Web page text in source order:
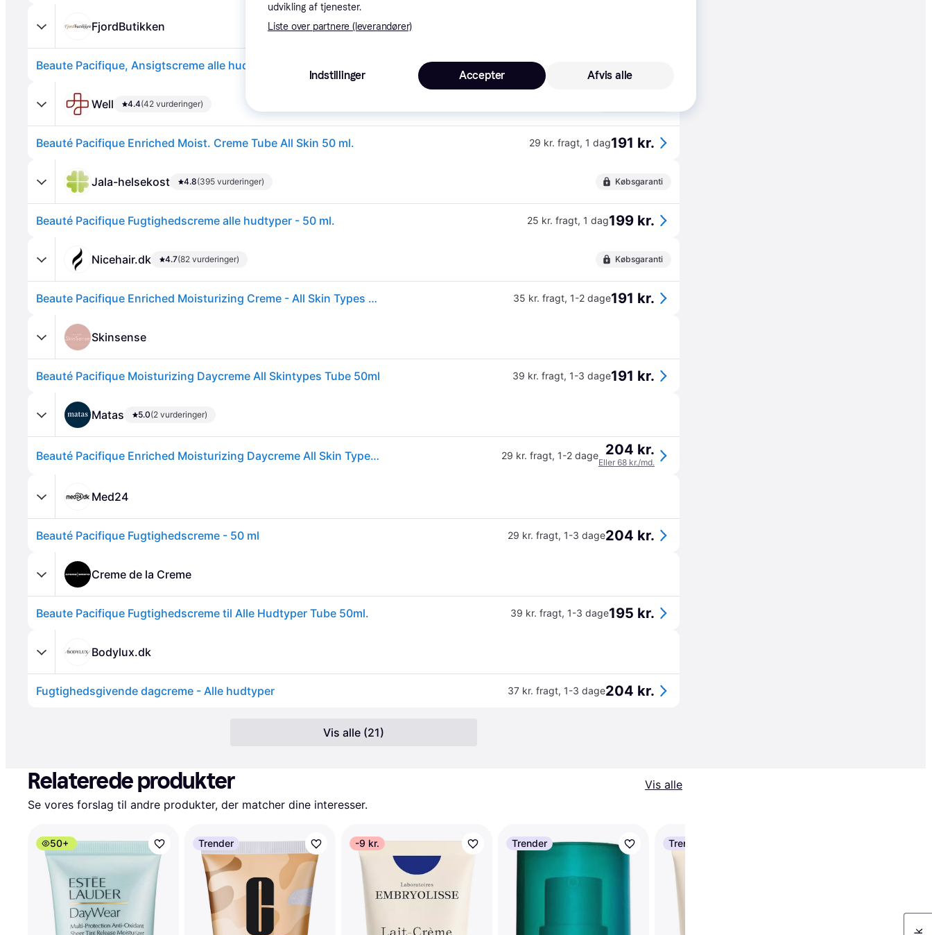
FjordButikken
Beaute Pacifique, Ansigtscreme alle hudtyper, Tube 50 ml 39 kr. fragt
Well 4.4(42 vurderinger)
Beauté Pacifique Enriched Moist. Creme Tube All Skin 50 ml. 29 kr. fragt, 1 dag191 kr.
Jala-helsekost 4.8(395 vurderinger) Købsgaranti
Beauté Pacifique Fugtighedscreme alle hudtyper - 50 ml. 25 kr. fragt, 1 dag199 kr.
Nicehair.dk 4.7(82 vurderinger) Købsgaranti
Beaute Pacifique Enriched Moisturizing Creme - All Skin Types 50 ml 35 kr. fragt, 1-2 dage191 kr.
Skinsense
Beauté Pacifique Moisturizing Daycreme All Skintypes Tube 50ml 39 kr. fragt, 1-3 dage191 kr.
Matas 5.0(2 vurderinger)
Beauté Pacifique Enriched Moisturizing Daycreme All Skin Types 50 ml 29 kr. fragt, 1-2 dage 204 kr.
Eller 68 kr./md.
Med24
Beauté Pacifique Fugtighedscreme - 50 ml 29 kr. fragt, 1-3 dage204 kr.
Creme de la Creme
Beaute Pacifique Fugtighedscreme til Alle Hudtyper Tube 50ml. 39 kr. fragt, 1-3 dage195 kr.
Bodylux.dk
Fugtighedsgivende dagcreme - Alle hudtyper 37 kr. fragt, 1-3 dage204 kr.
Vis alle (21)
Relaterede produkter
Vis alle
Se vores forslag til andre produkter, der matcher dine interesser.
50+ Trender -9 kr. Trender Trender
udvikling af tjenester.
Liste over partnere (leverandører)
Indstillinger Afvis alle
Accepter